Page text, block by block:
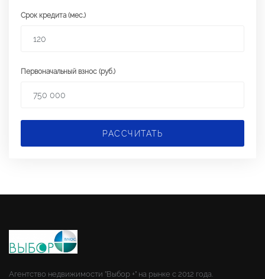
Срок кредита (мес.)
Первоначальный взнос (руб.)
РАССЧИТАТЬ
Агентство недвижимости "Выбор +" на рынке с 2012 года.